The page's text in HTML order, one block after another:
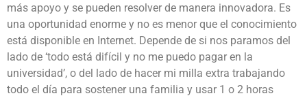
más apoyo y se pueden resolver de manera innovadora. Es
una oportunidad enorme y no es menor que el conocimiento
está disponible en Internet. Depende de si nos paramos del
lado de ‘todo está difícil y no me puedo pagar en la
universidad’, o del lado de hacer mi milla extra trabajando
todo el día para sostener una familia y usar 1 o 2 horas